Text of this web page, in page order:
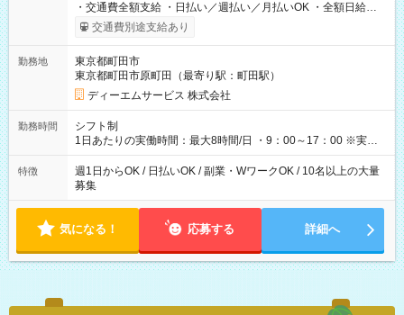
・交通費全額支給 ・日払い／週払い／月払いOK ・全額日給保
証あり ・－・－・－・－・－・－・－・－・－・－・ ★☆入社
祝金20万円★☆ ※1勤務毎に2000円ずつ支給！ ※100勤務目で合
－・－・－・－・－・ ≪給与例≫ 月22日働いた場合 月給：26
万4，000円 ＝12，000円×22日 ※別途交通費 ----- ■法定研修：
20時間×1，226円／合計24，520円支給 『お弁当』支給もあり♪
【試用期間】試用期間なし
交通費別途支給あり
勤務地
東京都町田市
東京都町田市原町田（最寄り駅：町田駅）
ディーエムサービス 株式会社
勤務時間
シフト制
1日あたりの実働時間：最大8時間/日 ・9：00～17：00 ※実働8
時間・休憩1時間 ⇒実は…16時くらいには終わっちゃうことがほ
とんどです！ ★早く勤務が終わっても日給保証あり！
特徴
週1日からOK / 日払いOK / 副業・WワークOK / 10名以上の大量
募集
気になる！ 応募する 詳細へ